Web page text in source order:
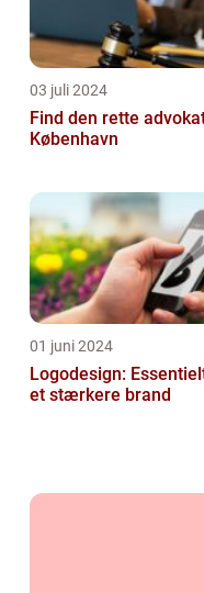
03 juli 2024
Find den rette
København
01 juni 2024
Logodesign:
et stærkere brand